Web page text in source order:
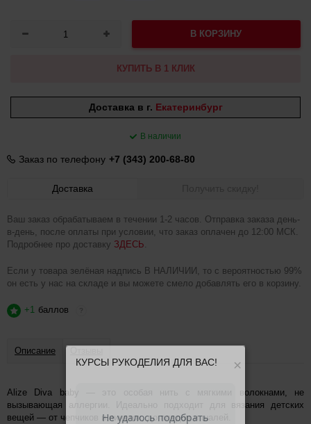
В КОРЗИНУ
КУПИТЬ В 1 КЛИК
Доставка в г. Екатеринбург
В наличии
Заказ по телефону +7 (343) 200-68-80
Доставка
Ваш заказ обрабатываем в течении 1-2 часов. Отправка заказа день-
в-день, после оплаты при условии, что заказ оплачен до 12:00 МСК.
Подробнее про доставку ЗДЕСЬ.
Если у товара зелёная надпись В НАЛИЧИИ, то с вероятностью 99%
он есть у нас на складе и вы можете смело добавлять его в корзину.
+1 баллов
Описание
Alize Diva baby — это особая нить с мягкими волокнами, не
вызывающая аллергии. Идеально подходит для вязания детских
вещей — от чепчиков и пинеток, до пледов и шалей.
×
КУРСЫ РУКОДЕЛИЯ ДЛЯ ВАС!